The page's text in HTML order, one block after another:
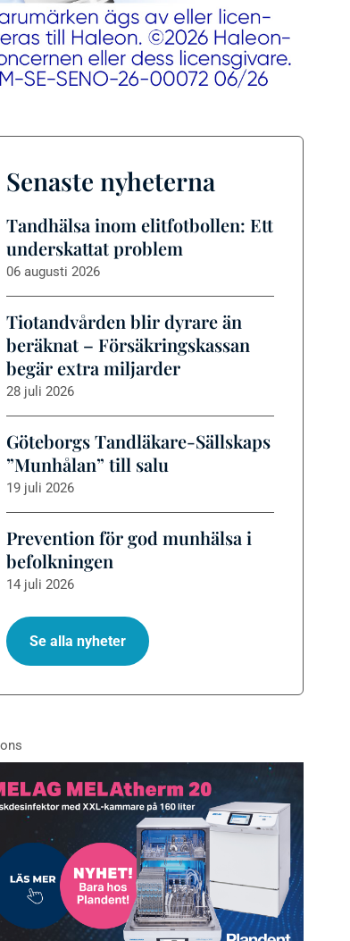
Senaste nyheterna
Tandhälsa inom elitfotbollen: Ett
underskattat problem
06 augusti 2026
Tiotandvården blir dyrare än
beräknat – Försäkringskassan
begär extra miljarder
28 juli 2026
Göteborgs Tandläkare-Sällskaps
”Munhålan” till salu
19 juli 2026
Prevention för god munhälsa i
befolkningen
14 juli 2026
Se alla nyheter